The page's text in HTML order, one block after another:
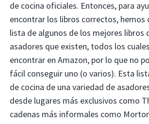
de cocina oficiales. Entonces, para
encontrar los libros correctos, hemos
lista de algunos de los mejores libros
asadores que existen, todos los
encontrar en Amazon, por lo que no
fácil conseguir uno (o varios). Esta
de cocina de una variedad de
desde lugares más exclusivos como
cadenas más informales como